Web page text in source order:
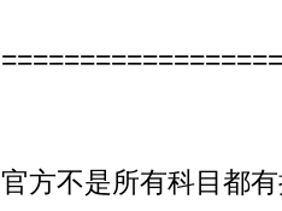
官方不是所有科目都